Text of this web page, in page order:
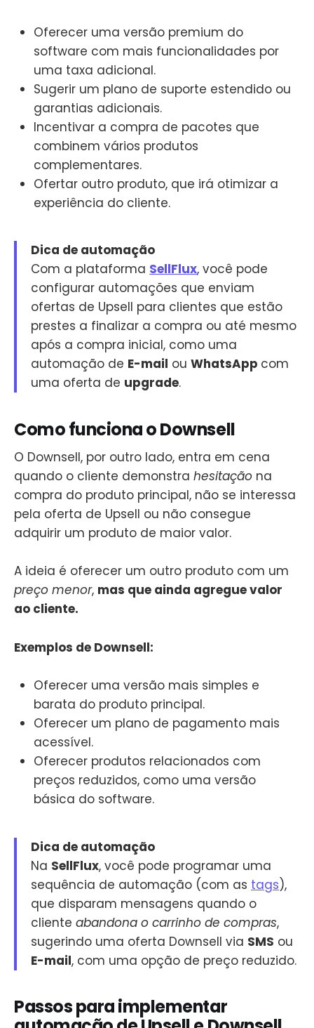
Oferecer uma versão premium do
software com mais funcionalidades por
uma taxa adicional.
Sugerir um plano de suporte estendido ou
garantias adicionais.
Incentivar a compra de pacotes que
combinem vários produtos
complementares.
Ofertar outro produto, que irá otimizar a
experiência do cliente.
Dica de automação
Com a plataforma SellFlux, você pode
configurar automações que enviam
ofertas de Upsell para clientes que estão
prestes a finalizar a compra ou até mesmo
após a compra inicial, como uma
automação de E-mail ou WhatsApp com
uma oferta de upgrade.
Como funciona o Downsell
O Downsell, por outro lado, entra em cena
quando o cliente demonstra hesitação na
compra do produto principal, não se interessa
pela oferta de Upsell ou não consegue
adquirir um produto de maior valor.
A ideia é oferecer um outro produto com um
preço menor, mas que ainda agregue valor
ao cliente.
Exemplos de Downsell:
Oferecer uma versão mais simples e
barata do produto principal.
Oferecer um plano de pagamento mais
acessível.
Oferecer produtos relacionados com
preços reduzidos, como uma versão
básica do software.
Dica de automação
Na SellFlux, você pode programar uma
sequência de automação (com as tags),
que disparam mensagens quando o
cliente abandona o carrinho de compras,
sugerindo uma oferta Downsell via SMS ou
E-mail, com uma opção de preço reduzido.
Passos para implementar